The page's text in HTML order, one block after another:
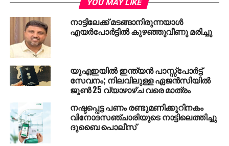
YOU MAY LIKE
നാട്ടിലേക്ക് മടങ്ങാനിരുന്നയാൾ
എയർപോർട്ടിൽ കുഴഞ്ഞുവീണു മരിച്ചു
യുഎഇയില്‍ ഇന്ത്യന്‍ പാസ്സ്‌പോര്‍ട്ട്
സേവനം; നിലവിലുള്ള ഏജന്‍സിയില്‍
ജൂണ്‍ 25 വ്യാഴാഴ്ച വരെ മാത്രം
നഷ്ടപ്പെട്ട പണം രണ്ടുമണിക്കൂറിനകം
വിനോദസഞ്ചാരിയുടെ നാട്ടിലെത്തിച്ചു
ദുബൈ പൊലീസ്